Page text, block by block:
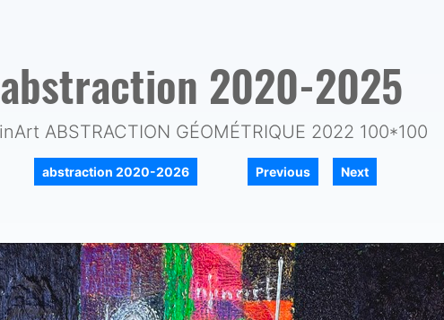
abstraction 2020-2025
ABSTRACTION GÉOMÉTRIQUE 2022 100*100
abstraction 2020-2026 Previous Next